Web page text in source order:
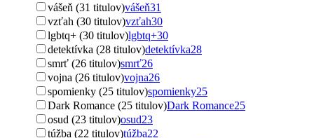
vášeň (31 titulov)vášeň31
vzťah (30 titulov)vzťah30
lgbtq+ (30 titulov)lgbtq+30
detektívka (28 titulov)detektívka28
smrť (26 titulov)smrť26
vojna (26 titulov)vojna26
spomienky (25 titulov)spomienky25
Dark Romance (25 titulov)Dark Romance25
osud (23 titulov)osud23
túžba (22 titulov)túžba22